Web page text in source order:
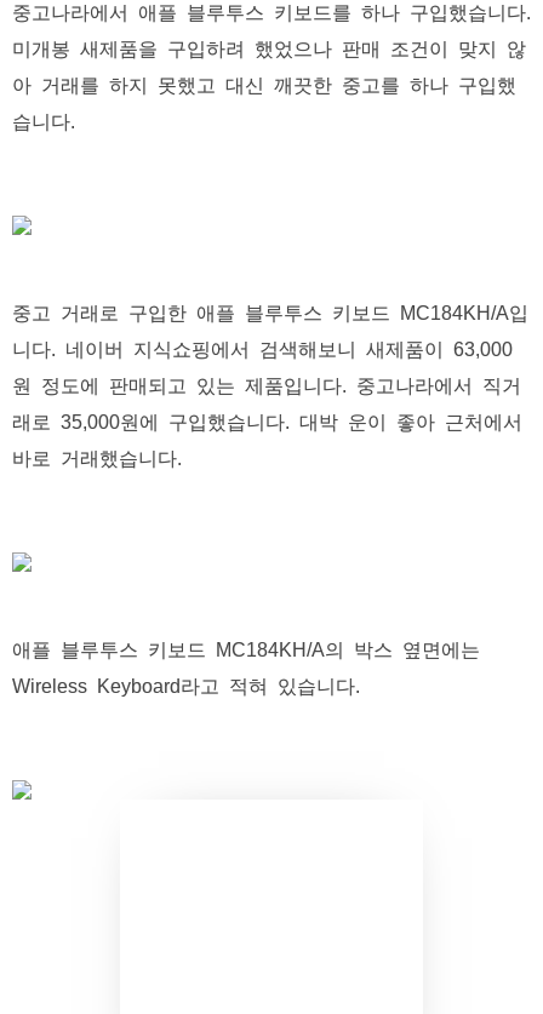
중고나라에서 애플 블루투스 키보드를 하나 구입했습니다.
미개봉 새제품을 구입하려 했었으나 판매 조건이 맞지 않
아 거래를 하지 못했고 대신 깨끗한 중고를 하나 구입했
습니다.
중고 거래로 구입한 애플 블루투스 키보드 MC184KH/A입
니다. 네이버 지식쇼핑에서 검색해보니 새제품이 63,000
원 정도에 판매되고 있는 제품입니다. 중고나라에서 직거
래로 35,000원에 구입했습니다. 대박 운이 좋아 근처에서
바로 거래했습니다.
애플 블루투스 키보드 MC184KH/A의 박스 옆면에는
Wireless Keyboard라고 적혀 있습니다.